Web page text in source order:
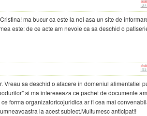
ma bucur ca este la noi asa un site de
este: de ce acte am nevoie ca sa deschid o
Vreau sa deschid o afacere in domeniul alimentatiei
si ma intereseaza ce pachet de documente
forma organizatoricojuridica ar fi cea mai
la acest subiect.Multumesc anticipat!!